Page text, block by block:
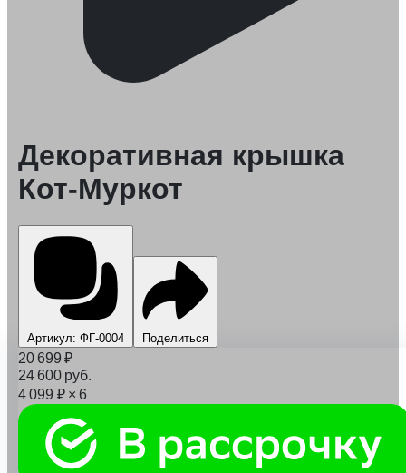
Декоративная крышка
Кот-Муркот
Артикул: ФГ-0004 Поделиться
20 699 ₽
24 600 руб.
4 099 ₽ × 6